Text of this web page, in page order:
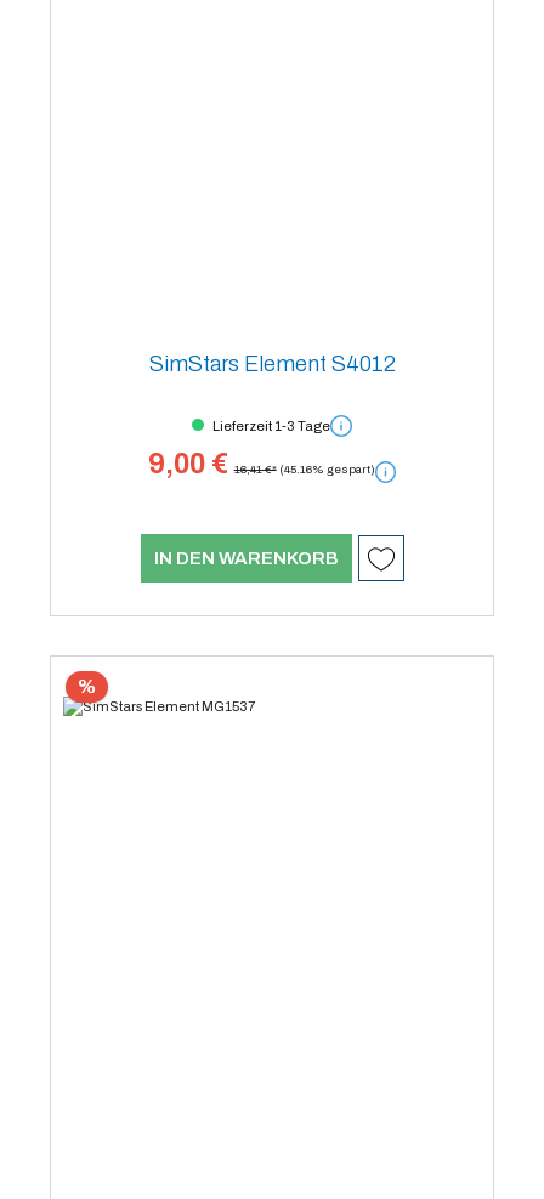
SimStars Element S4012
Lieferzeit 1-3 Tage
9,00 € 16,41 €* (45.16% gespart)
IN DEN WARENKORB
%